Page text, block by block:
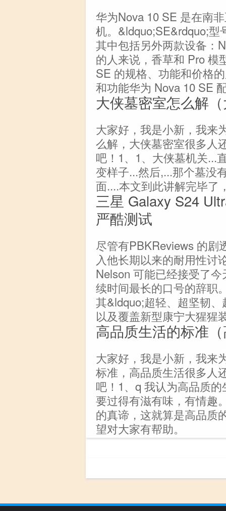
华为Nova 10 SE 是在南
机。&ldquo;SE&rdquo;型
其中包括另外两款设备：
的人来说，香草和 Pro 模
SE 的规格、功能和价格
和功能华为 Nova 10 SE
大侠墓密室怎么解
大家好，我是小新，我来
么解，大侠墓密室很多人
吧！1、1、大侠墓机关...
变样子...然后,...那个墓没
面....本文到此讲解完毕了
三星 Galaxy S24
严酷测试
尽管有PBKReviews 的剧
入他长期以来的耐用性讨
Nelson 可能已经接受了
续时间最长的口号的辞职
其&ldquo;超轻、超坚韧
以及覆盖新型康宁大猩猩
高品质生活的标准
大家好，我是小新，我来
标准，高品质生活很多人
吧！1、q 我认为高品质
要过得有滋有味，有情趣
的真谛，这就算是高品质
望对大家有帮助。